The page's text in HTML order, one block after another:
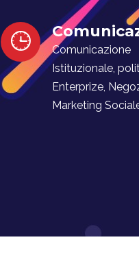
Comunicazione
Istituzionale,
Enterprize,
Marketing